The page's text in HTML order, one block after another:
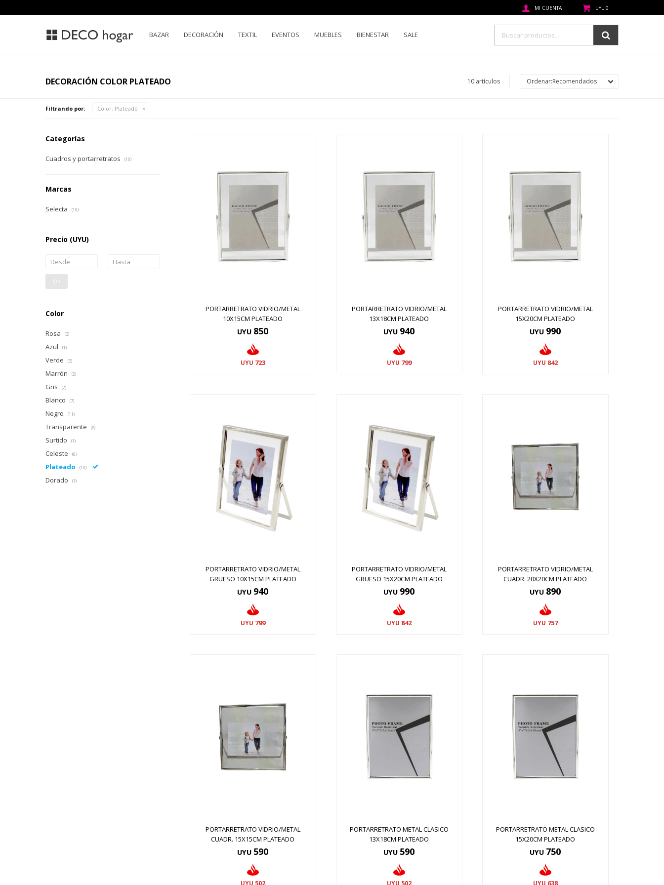
BAZAR DECORACIÓN TEXTIL EVENTOS MUEBLES BIENESTAR SALE
UYU 0
DECORACIÓN COLOR PLATEADO 10 artículos Recomendados
Filtrando por: Color: Plateado
PORTARRETRATO VIDRIO/METAL
10X15CM PLATEADO
UYU 850
UYU 723
PORTARRETRATO VIDRIO/METAL
13X18CM PLATEADO
UYU 940
UYU 799
PORTARRETRATO VIDRIO/METAL
15X20CM PLATEADO
UYU 990
UYU 842
PORTARRETRATO VIDRIO/METAL
GRUESO 10X15CM PLATEADO
UYU 940
UYU 799
PORTARRETRATO VIDRIO/METAL
GRUESO 15X20CM PLATEADO
UYU 990
UYU 842
PORTARRETRATO VIDRIO/METAL
CUADR. 20X20CM PLATEADO
UYU 890
UYU 757
PORTARRETRATO VIDRIO/METAL
CUADR. 15X15CM PLATEADO
UYU 590
UYU 502
PORTARRETRATO METAL CLASICO
13X18CM PLATEADO
UYU 590
UYU 502
PORTARRETRATO METAL CLASICO
15X20CM PLATEADO
UYU 750
UYU 638
Categorías
Cuadros y portarretratos (10)
Marcas
Selecta (10)
Precio (UYU)
OK
Color
Rosa (3)
Azul (1)
Verde (3)
Marrón (2)
Gris (2)
Blanco (7)
Negro (11)
Transparente (8)
Surtido (1)
Celeste (6)
Plateado (10)
Dorado (1)